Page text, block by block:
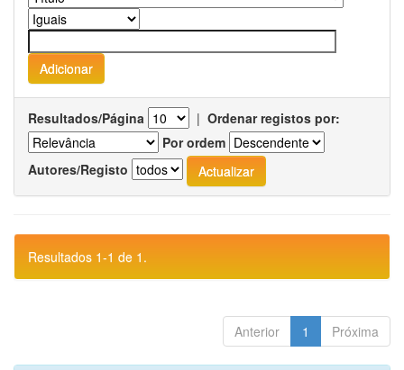
Resultados/Página | Ordenar registos por:
Por ordem
Autores/Registo
Resultados 1-1 de 1.
Anterior 1 Próxima